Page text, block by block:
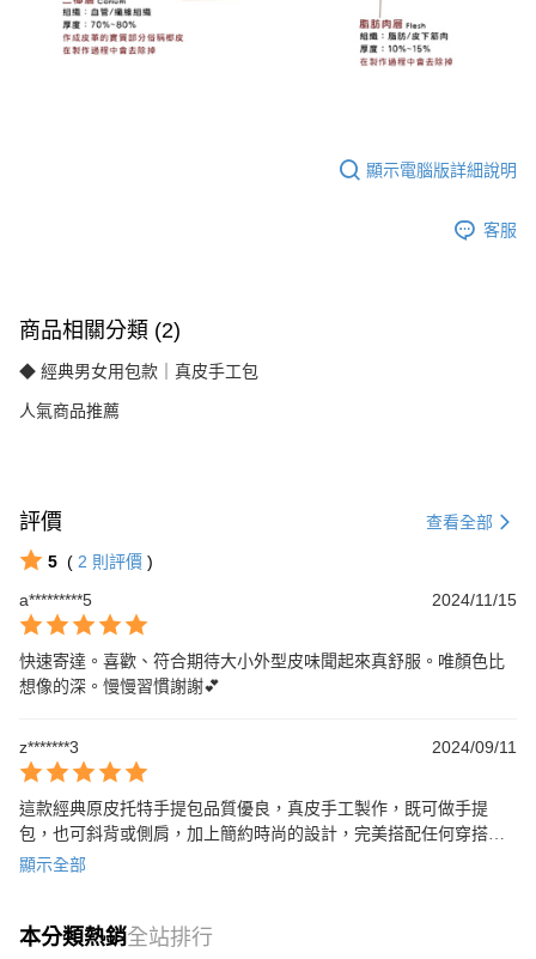
顯示電腦版詳細說明
客服
商品相關分類 (2)
◆ 經典男女用包款｜真皮手工包
人氣商品推薦
評價 查看全部
5 ( 2 則評價 )
a*********5
2024/11/15
快速寄達。喜歡、符合期待大小外型皮味聞起來真舒服。唯顏色比
想像的深。慢慢習慣謝謝💕
z*******3 2024/09/11
這款經典原皮托特手提包品質優良，真皮手工製作，既可做手提
包，也可斜背或側肩，加上簡約時尚的設計，完美搭配任何穿搭風
格，是您出門的最佳伴侶。
顯示全部
本分類熱銷全站排行